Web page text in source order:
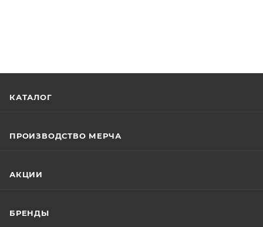
КАТАЛОГ
ПРОИЗВОДСТВО МЕРЧА
АКЦИИ
БРЕНДЫ